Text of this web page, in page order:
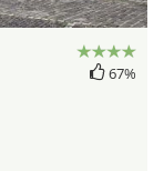
67%